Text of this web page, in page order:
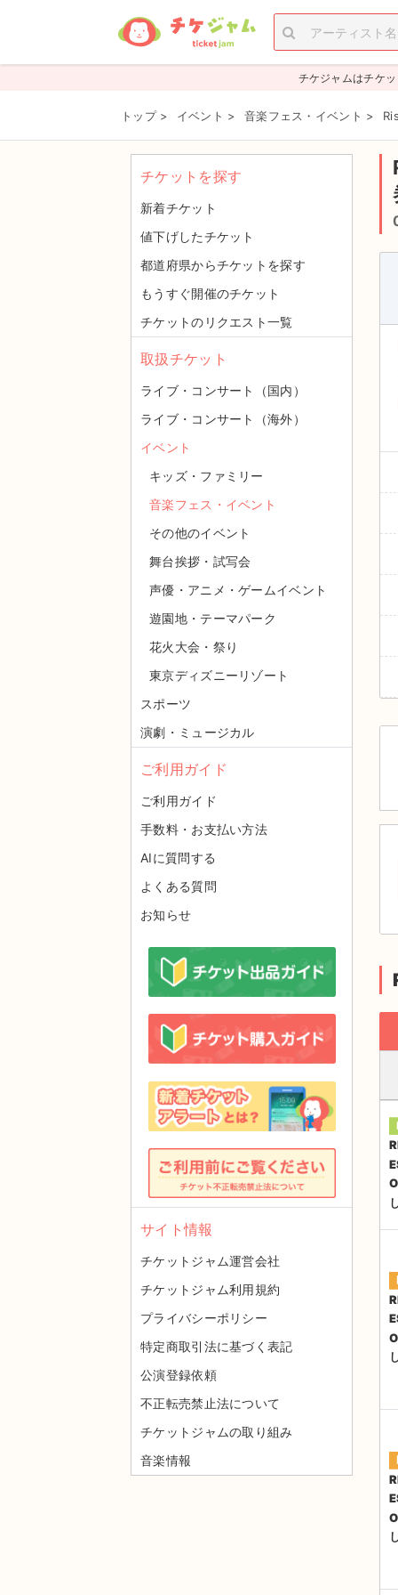
チケジャムはチケ
トップ > イベント > 音楽フェス・イベント >
チケットを探す
新着チケット
値下げしたチケット
都道府県からチケットを探す
もうすぐ開催のチケット
チケットのリクエスト一覧
取扱チケット
ライブ・コンサート（国内）
ライブ・コンサート（海外）
イベント
キッズ・ファミリー
音楽フェス・イベント
その他のイベント
舞台挨拶・試写会
声優・アニメ・ゲームイベント
遊園地・テーマパーク
花火大会・祭り
東京ディズニーリゾート
スポーツ
演劇・ミュージカル
ご利用ガイド
ご利用ガイド
手数料・お支払い方法
AIに質問する
よくある質問
お知らせ
サイト情報
チケットジャム運営会社
チケットジャム利用規約
プライバシーポリシー
特定商取引法に基づく表記
公演登録依頼
不正転売禁止法について
チケットジャムの取り組み
音楽情報